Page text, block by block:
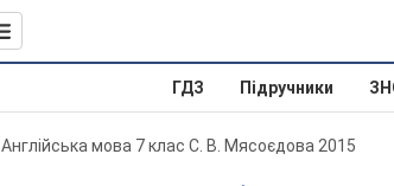
ГДЗ Підручники
Англійська мова 7 клас С. В. Мясоєдова 2015